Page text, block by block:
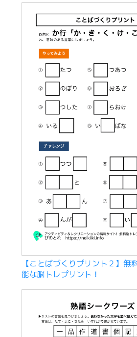
【ことばづくりプリント２】無
能な脳トレプリント！